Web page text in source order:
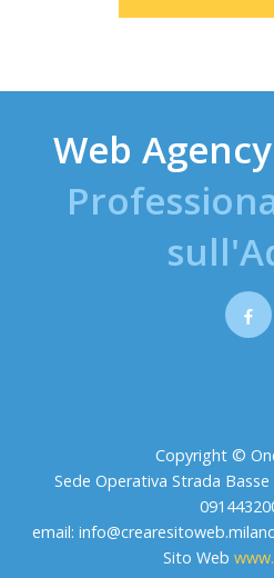
Web Agency
Copyright ©
Sede Operativa Strada
email:
Sito Web